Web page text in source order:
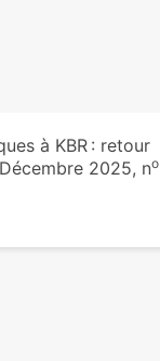
à KBR : retour
2025, no